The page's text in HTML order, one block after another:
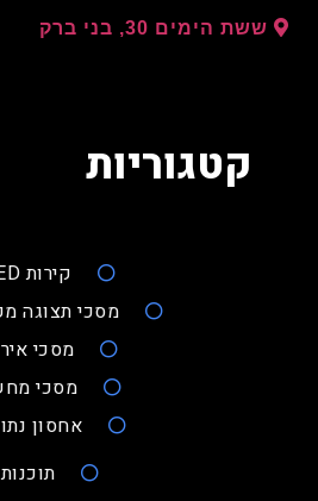
ששת הימים 30, בני ברק
קטגוריות
קירות LED
מסכי תצוגה
מסכי
מסכי
אחסון
תוכנות